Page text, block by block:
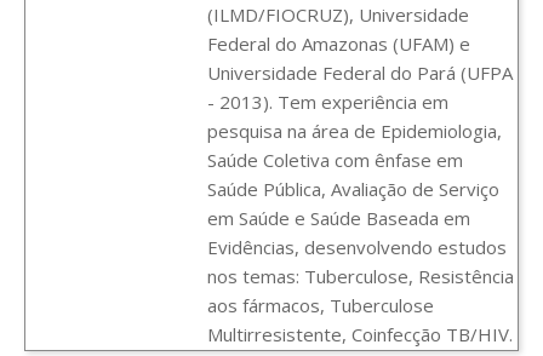
(ILMD/FIOCRUZ), Universidade
Federal do Amazonas (UFAM) e
Universidade Federal do Pará (UFPA
- 2013). Tem experiência em
pesquisa na área de Epidemiologia,
Saúde Coletiva com ênfase em
Saúde Pública, Avaliação de Serviço
em Saúde e Saúde Baseada em
Evidências, desenvolvendo estudos
nos temas: Tuberculose, Resistência
aos fármacos, Tuberculose
Multirresistente, Coinfecção TB/HIV.